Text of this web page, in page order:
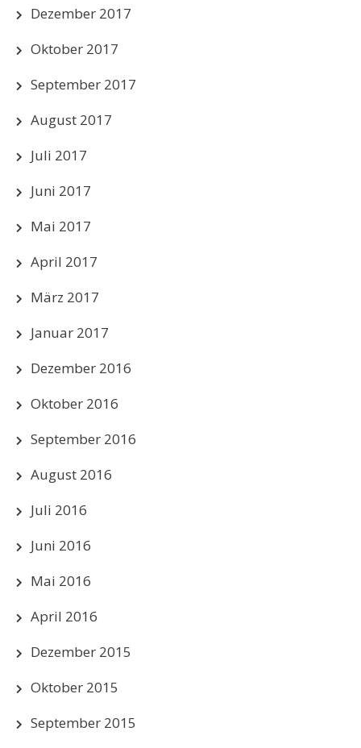
Dezember 2017
Oktober 2017
September 2017
August 2017
Juli 2017
Juni 2017
Mai 2017
April 2017
März 2017
Januar 2017
Dezember 2016
Oktober 2016
September 2016
August 2016
Juli 2016
Juni 2016
Mai 2016
April 2016
Dezember 2015
Oktober 2015
September 2015